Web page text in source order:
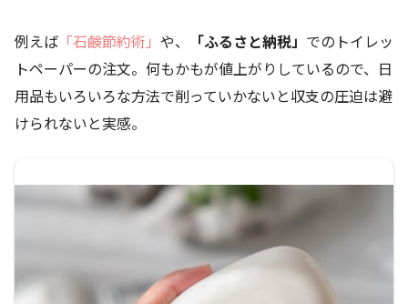
例えば 「石鹸節約術」 や、 「ふるさと納税」 でのトイレッ
トペーパーの注文。何もかもが値上がりしているので、日
用品もいろいろな方法で削っていかないと収支の圧迫は避
けられないと実感。